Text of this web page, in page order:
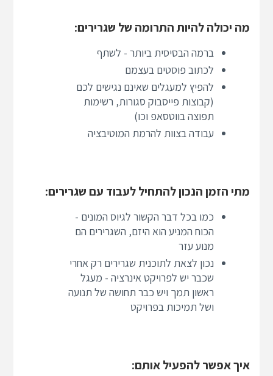
מה יכולה להיות התרומה של שגרירים:
ברמה הבסיסית ביותר - לשתף
לכתוב פוסטים בעצמם
להפיץ למעגלים שאינם נגישים לכם
(קבוצות פייסבוק סגורות, רשימות
תפוצה בווטסאפ וכו)
עבודה בצוות להרמת המוטיבציה
מתי הזמן הנכון להתחיל לעבוד עם שגרירים:
כמו בכל דבר הקשור לגיוס המונים -
הכוח המניע הוא היזם, השגרירים הם
מנוע עזר
נכון לצאת לתוכנית שגרירים רק אחרי
שכבר יש לפרויקט אינרציה - מעגל
ראשון תמך ויש כבר תחושה של תנועה
ושל תמיכות בפרויקט
איך אפשר להפעיל אותם: